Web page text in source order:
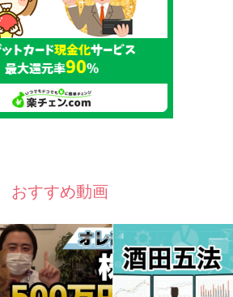
おすすめ動画